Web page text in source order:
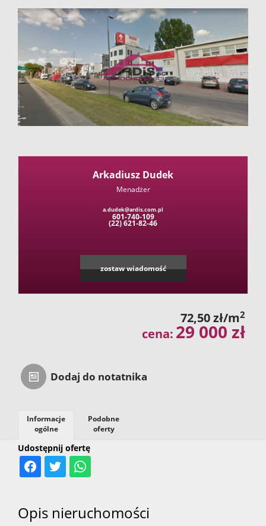
Arkadiusz Dudek
Menadżer
a.dudek@ardis.com.pl
601-740-109
(22) 621-82-46
zostaw wiadomość
72,50 zł/m2
cena: 29 000 zł
Dodaj do notatnika
Udostępnij ofertę
Informacje
ogólne
Podobne
oferty
Opis nieruchomości